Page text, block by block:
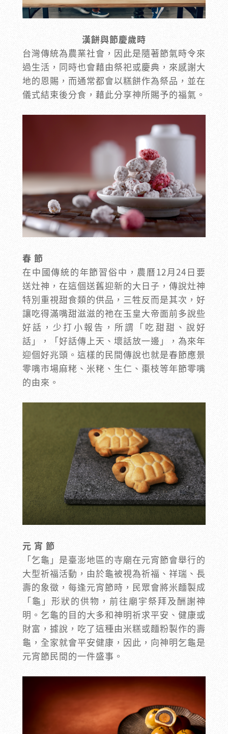
漢餅與節慶歲時
台灣傳統為農業社會，因此是隨著節氣時令來
過生活，同時也會藉由祭祀或慶典，來感謝大
地的恩賜，而通常都會以糕餅作為祭品，並在
儀式結束後分食，藉此分享神所賜予的福氣。
春 節
在中國傳統的年節習俗中，農曆12月24日要
送灶神，在這個送舊迎新的大日子，傳說灶神
特別重視甜食類的供品，三牲反而是其次，好
讓吃得滿嘴甜滋滋的祂在玉皇大帝面前多說些
好話，少打小報告，所謂「吃甜甜、說好
話」，「好話傳上天、壞話放一邊」，為來年
迎個好兆頭。這樣的民間傳說也就是春節應景
零嘴市場麻粩、米粩、生仁、棗枝等年節零嘴
的由來。
元 宵 節
「乞龜」是臺澎地區的寺廟在元宵節會舉行的
大型祈福活動，由於龜被視為祈福、祥瑞、長
壽的象徵，每逢元宵節時，民眾會將米麵製成
「龜」形狀的供物，前往廟宇祭拜及酬謝神
明。乞龜的目的大多和神明祈求平安、健康或
財富，據說，吃了這種由米糕或麵粉製作的壽
龜，全家就會平安健康，因此，向神明乞龜是
元宵節民間的一件盛事。